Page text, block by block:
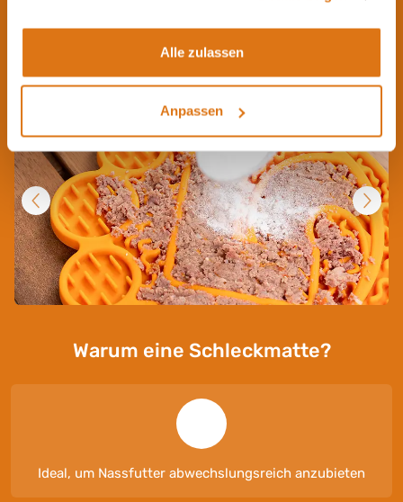
Alle zulassen
Anpassen
Erstbestellungen gültig.
Warum eine Schleckmatte?
Ideal, um Nassfutter abwechslungsreich anzubieten